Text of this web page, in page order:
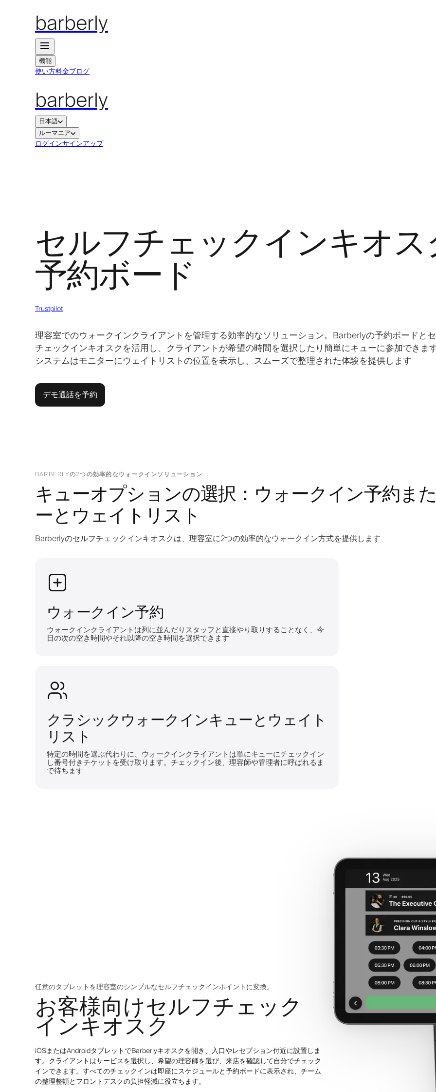
barberly
機能
使い方料金ブログ
barberly
日本語
ルーマニア
ログインサインアップ
セルフチェックインキオス
予約ボード
Trustpilot
理容室でのウォークインクライアントを管理する効率的なソリューション。Barberlyの予約ボードと
チェックインキオスクを活用し、クライアントが希望の時間を選択したり簡単にキューに参加できます
システムはモニターにウェイトリストの位置を表示し、スムーズで整理された体験を提供します
デモ通話を予約
BARBERLYの2つの効率的なウォークインソリューション
キューオプションの選択：ウォークイン予約ま
ーとウェイトリスト
Barberlyのセルフチェックインキオスクは、理容室に2つの効率的なウォークイン方式を提供します
ウォークイン予約
ウォークインクライアントは列に並んだりスタッフと直接やり取りすることなく、今
日の次の空き時間やそれ以降の空き時間を選択できます
クラシックウォークインキューとウェイト
リスト
特定の時間を選ぶ代わりに、ウォークインクライアントは単にキューにチェックイン
し番号付きチケットを受け取ります。チェックイン後、理容師や管理者に呼ばれるま
で待ちます
任意のタブレットを理容室のシンプルなセルフチェックインポイントに変換。
お客様向けセルフチェック
インキオスク
iOSまたはAndroidタブレットでBarberlyキオスクを開き、入口やレセプション付近に設置しま
す。クライアントはサービスを選択し、希望の理容師を選び、来店を確認して自分でチェック
インできます。すべてのチェックインは即座にスケジュールと予約ボードに表示され、チーム
の整理整頓とフロントデスクの負担軽減に役立ちます。